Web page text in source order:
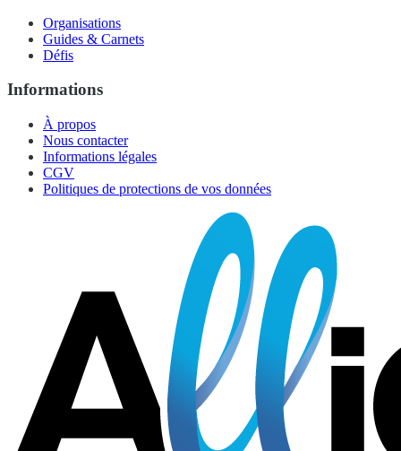
Organisations
Guides & Carnets
Défis
Informations
À propos
Nous contacter
Informations légales
CGV
Politiques de protections de vos données